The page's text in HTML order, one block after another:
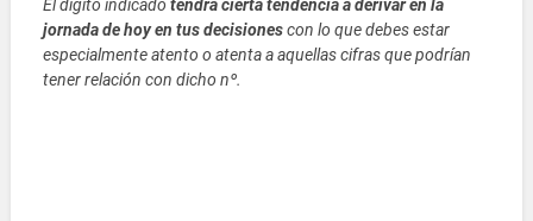
El dígito indicadotendrá cierta tendencia a derivar en la
jornada de hoy en tus decisionescon lo que debes estar
especialmente atento o atenta a aquellas cifras que podrían
tener relación con dicho nº.